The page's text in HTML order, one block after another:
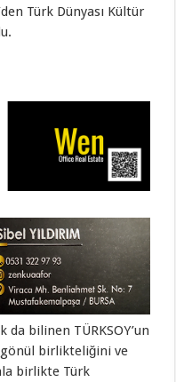
Türk Dünyası Kültür
da bilinen TÜRKSOY’un
gönül birlikteliğini ve
birlikte Türk